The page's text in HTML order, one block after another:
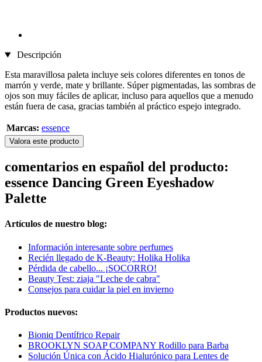
Descripción
Esta maravillosa paleta incluye seis colores diferentes en tonos de
marrón y verde, mate y brillante. Súper pigmentadas, las sombras de
ojos son muy fáciles de aplicar, incluso para aquellos que a menudo
están fuera de casa, gracias también al práctico espejo integrado.
Marcas: essence
Valora este producto
comentarios en español del producto:
essence Dancing Green Eyeshadow
Palette
Artículos de nuestro blog:
Información interesante sobre perfumes
Recién llegado de K-Beauty: Holika Holika
Pérdida de cabello... ¡SOCORRO!
Beauty Test: ziaja "Leche de cabra"
Consejos para cuidar la piel en invierno
Productos nuevos:
Bioniq Dentífrico Repair
BROOKLYN SOAP COMPANY Rodillo para Barba
Solución Única con Ácido Hialurónico para Lentes de